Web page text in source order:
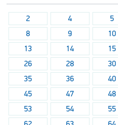
2 4 5
8
9 10
13
14 15
26
28 30
35
36 40
45
47 48
53
54 55